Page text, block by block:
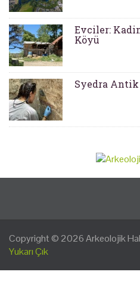
Evciler:
Köyü
Syedra Antik
Copyright © 2026Arkeolojik
Yukarı Çık